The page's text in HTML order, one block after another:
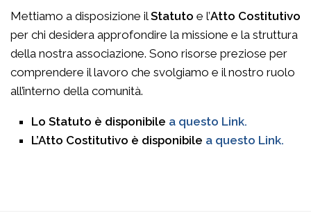
Mettiamo a disposizione ilStatuto e l’Atto Costitutivo
per chi desidera approfondire la missione e la struttura
della nostra associazione. Sono risorse preziose per
comprendere il lavoro che svolgiamo e il nostro ruolo
all’interno della comunità.
Lo Statuto è disponibile a questo Link.
L’Atto Costitutivo è disponibile a questo Link.